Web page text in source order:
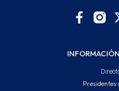
Presidentes